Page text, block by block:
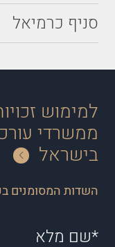
סניף כרמיאל
למימוש
ממשרדי
בישראל
השדות המסומנים